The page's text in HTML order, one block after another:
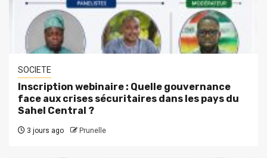
SOCIETE
Inscription webinaire : Quelle gouvernance
face aux crises sécuritaires dans les pays du
Sahel Central ?
3 jours ago Prunelle